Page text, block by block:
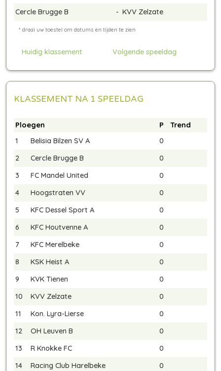
Cercle Brugge B
- KVV Zelzate
Huidig klassement Volgende speeldag
KLASSEMENT NA 1 SPEELDAG
Ploegen P
Trend
1
Belisia Bilzen SV A
0
2
Cercle Brugge B
0
3
FC Mandel United
0
4
Hoogstraten VV
0
5
KFC Dessel Sport A
0
6
KFC Houtvenne A
0
7
KFC Merelbeke
0
8
KSK Heist A
0
9
KVK Tienen
0
10
KVV Zelzate
0
11
Kon. Lyra-Lierse
0
12
OH Leuven B
0
13
R Knokke FC
0
14
Racing Club Harelbeke
0